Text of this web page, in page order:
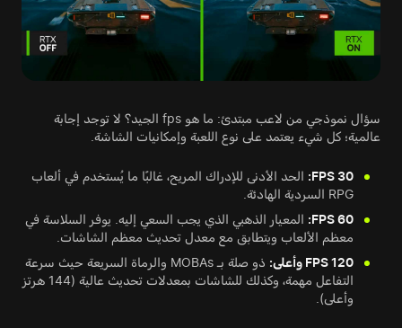
سؤال نموذجي من لاعب مبتدئ: ما هو fps الجيد؟ لا توجد إجابة
عالمية؛ كل شيء يعتمد على نوع اللعبة وإمكانيات الشاشة.
30 FPS:
الحد الأدنى للإدراك المريح، غالبًا ما يُستخدم في ألعاب
RPG السردية الهادئة.
60 FPS:
المعيار الذهبي الذي يجب السعي إليه. يوفر السلاسة في
معظم الألعاب ويتطابق مع معدل تحديث معظم الشاشات.
120 FPS وأعلى:
ذو صلة بـ MOBAs والرماة السريعة حيث سرعة
التفاعل مهمة، وكذلك للشاشات بمعدلات تحديث عالية (144 هرتز
وأعلى).